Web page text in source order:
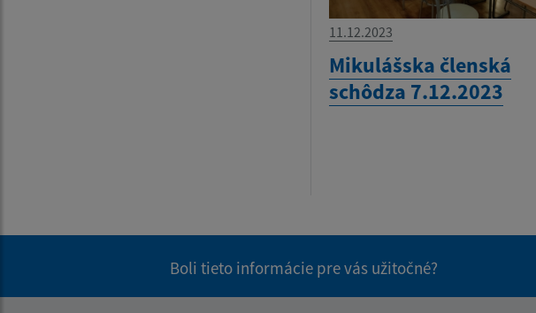
11.12.2023
Mikulášska členská
schôdza 7.12.2023
Boli tieto informácie pre vás užitočné?